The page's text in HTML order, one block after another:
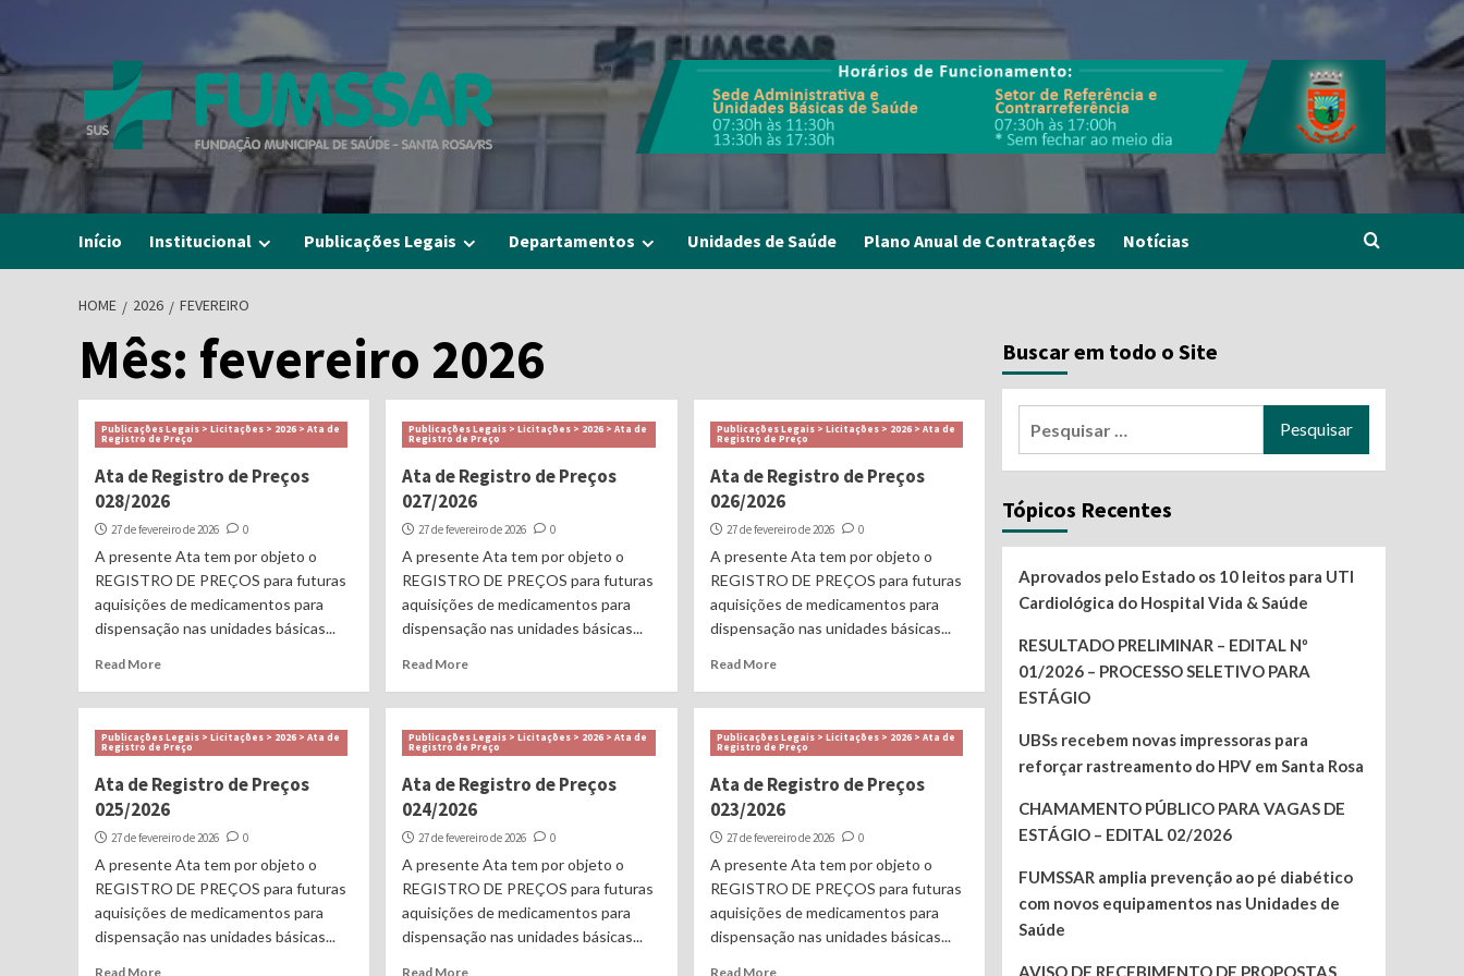
content
Início Institucional Publicações Legais Departamentos Unidades de Saúde Plano Anual de Contratações Notícias
HOME 2026 FEVEREIRO
Mês: fevereiro 2026
Publicações Legais > Licitações > 2026 > Ata de
Registro de Preço
Ata de Registro de Preços
028/2026
27 de fevereiro de 2026 0
A presente Ata tem por objeto o
REGISTRO DE PREÇOS para futuras
aquisições de medicamentos para
dispensação nas unidades básicas...
Read More
Publicações Legais > Licitações > 2026 > Ata de
Registro de Preço
Ata de Registro de Preços
027/2026
27 de fevereiro de 2026 0
A presente Ata tem por objeto o
REGISTRO DE PREÇOS para futuras
aquisições de medicamentos para
dispensação nas unidades básicas...
Read More
Publicações Legais > Licitações > 2026 > Ata de
Registro de Preço
Ata de Registro de Preços
026/2026
27 de fevereiro de 2026 0
A presente Ata tem por objeto o
REGISTRO DE PREÇOS para futuras
aquisições de medicamentos para
dispensação nas unidades básicas...
Read More
Publicações Legais > Licitações > 2026 > Ata de
Registro de Preço
Ata de Registro de Preços
025/2026
27 de fevereiro de 2026 0
A presente Ata tem por objeto o
REGISTRO DE PREÇOS para futuras
aquisições de medicamentos para
dispensação nas unidades básicas...
Read More
Publicações Legais > Licitações > 2026 > Ata de
Registro de Preço
Ata de Registro de Preços
024/2026
27 de fevereiro de 2026 0
A presente Ata tem por objeto o
REGISTRO DE PREÇOS para futuras
aquisições de medicamentos para
dispensação nas unidades básicas...
Read More
Publicações Legais > Licitações > 2026 > Ata de
Registro de Preço
Ata de Registro de Preços
023/2026
27 de fevereiro de 2026 0
A presente Ata tem por objeto o
REGISTRO DE PREÇOS para futuras
aquisições de medicamentos para
dispensação nas unidades básicas...
Read More
Buscar em todo o Site
Tópicos Recentes
Aprovados pelo Estado os 10 leitos para UTI
Cardiológica do Hospital Vida & Saúde
RESULTADO PRELIMINAR – EDITAL Nº
01/2026 – PROCESSO SELETIVO PARA
ESTÁGIO
UBSs recebem novas impressoras para
reforçar rastreamento do HPV em Santa Rosa
CHAMAMENTO PÚBLICO PARA VAGAS DE
ESTÁGIO – EDITAL 02/2026
FUMSSAR amplia prevenção ao pé diabético
com novos equipamentos nas Unidades de
Saúde
AVISO DE RECEBIMENTO DE PROPOSTAS